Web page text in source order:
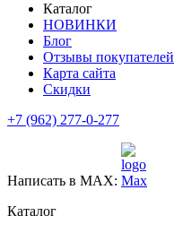
Каталог
НОВИНКИ
Блог
Отзывы покупателей
Карта сайта
Скидки
+7 (962) 277-0-277
Написать в MAX:
Каталог